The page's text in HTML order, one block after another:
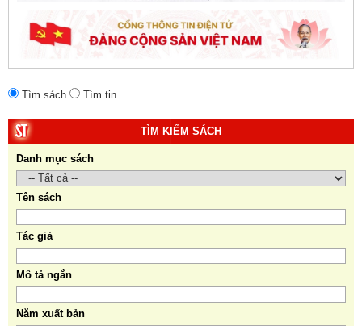
Tìm sách Tìm tin
TÌM KIẾM SÁCH
Danh mục sách
Tên sách
Tác giả
Mô tả ngắn
Năm xuất bản